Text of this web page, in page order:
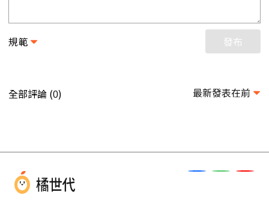
規範 發布
全部評論 (0) 最新發表在前